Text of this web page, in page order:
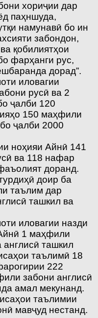
хориҷии дар
паҳншуда,
намунавӣ бо ин
забондон,
қобилиятҳои
фар­ҳанги рус,
дорад”.
иловагии
русӣ ва 2
ҷалби 120
150 маҳфили
ҷалби 2000
ноҳияи Айнӣ 141
ва 118 нафар
доранд.
доир ба
таълим дар
ташкил ва
иловагии назди
1 маҳфили
ташкил
таълимӣ 18
222
забони англисӣ
амал мекунанд.
таълимии
мавҷуд нестанд.